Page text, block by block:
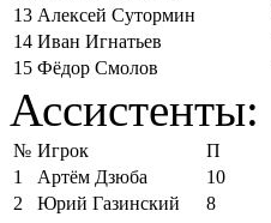
13 Алексей Сутормин
14 Иван Игнатьев
15 Фёдор Смолов
Ассистенты:
№ Игрок
П
1
Артём Дзюба
10
2
Юрий Газинский
8